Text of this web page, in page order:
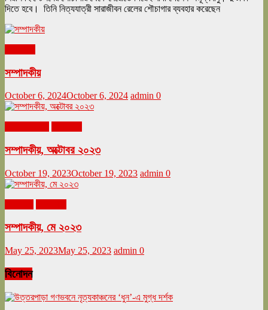
দিতে হবে। তিনি নিত্যযাত্রী সারাজীবন রেলের শৌচাগার ব্যবহার করেছেন
সম্পাদকীয়
October 6, 2024October 6, 2024 admin 0
সম্পাদকীয়, অক্টোবর ২০২৩
October 19, 2023October 19, 2023 admin 0
সম্পাদকীয়, মে ২০২৩
May 25, 2023May 25, 2023 admin 0
বিনোদন